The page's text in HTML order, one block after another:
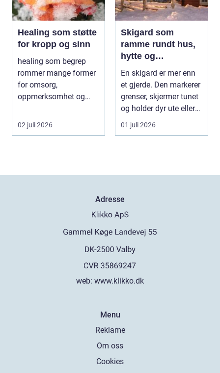
Healing som støtte
for kropp og sinn
healing som begrep
rommer mange former
for omsorg,
oppmerksomhet og
som mål å s...
02 juli 2026
Skigard som
ramme rundt hus,
hytte og
kulturlandskap
En skigard er mer enn
et gjerde. Den markerer
grenser, skjermer tunet
og holder dyr ute eller
inne, ...
01 juli 2026
Adresse
web: www.klikko.dk
Menu
Reklame
Om oss
Cookies